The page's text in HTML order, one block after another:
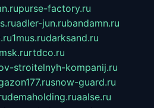
purse-factory.ru
adler-jun.rubandamn.ru
1mus.rudarksand.ru
rtdco.ru
stroitelnyh-kompanij.ru
snow-guard.ru
demaholding.ruaalse.ru